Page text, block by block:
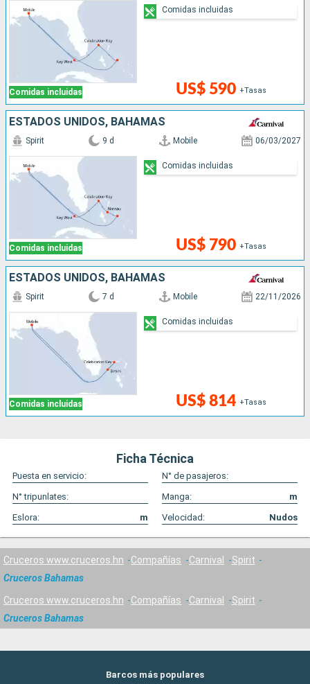
Comidas incluidas US$ 590 +Tasas
Comidas incluidas
ESTADOS UNIDOS, BAHAMAS
Comidas incluidas
Spirit 9 d Mobile 06/03/2027
US$ 790 +Tasas
Comidas incluidas
ESTADOS UNIDOS, BAHAMAS
Comidas incluidas
Spirit 7 d Mobile 22/11/2026
US$ 814 +Tasas
Comidas incluidas
Ficha Técnica
Puesta en servicio:
N° de pasajeros:
N° tripunlates:
Manga:
m
Eslora:
m Velocidad: Nudos
Cruceros www.cruceros.hn Compañías Carnival
Spirit
Cruceros Bahamas
Cruceros www.cruceros.hn Compañías Carnival
Spirit
Cruceros Bahamas
Barcos más populares